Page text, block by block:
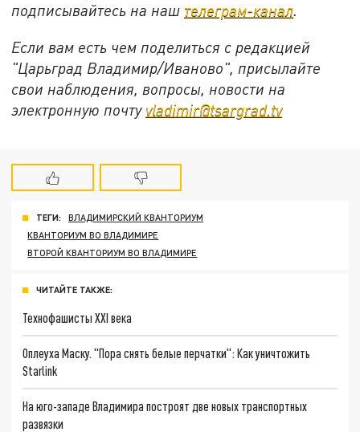
подписывайтесь на наш телеграм-канал.
Если вам есть чем поделиться с редакцией
"Царьград Владимир/Иваново", присылайте
свои наблюдения, вопросы, новости на
электронную почту vladimir@tsargrad.tv
ТЕГИ:
ВЛАДИМИРСКИЙ КВАНТОРИУМ
КВАНТОРИУМ ВО ВЛАДИМИРЕ
ВТОРОЙ КВАНТОРИУМ ВО ВЛАДИМИРЕ
ЧИТАЙТЕ ТАКЖЕ:
Технофашисты XXI века
Оплеуха Маску. "Пора снять белые перчатки": Как уничтожить
Starlink
На юго-западе Владимира построят две новых транспортных
развязки